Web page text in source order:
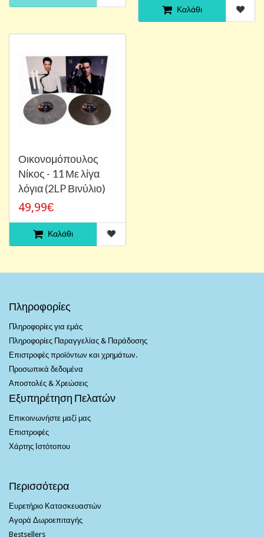
Καλάθι
Οικονομόπουλος
Νίκος - 11 Με λίγα
λόγια (2LP Βινύλιο)
49,99€
Καλάθι
Πληροφορίες
Πληροφορίες για εμάς
Πληροφορίες Παραγγελίας & Παράδοσης
Επιστροφές προϊόντων και χρημάτων.
Προσωπικά δεδομένα
Αποστολές & Χρεώσεις
Εξυπηρέτηση Πελατών
Επικοινωνήστε μαζί μας
Επιστροφές
Χάρτης Ιστότοπου
Περισσότερα
Ευρετήριο Κατασκευαστών
Αγορά Δωροεπιταγής
Bestsellers